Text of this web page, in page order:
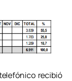
recibió